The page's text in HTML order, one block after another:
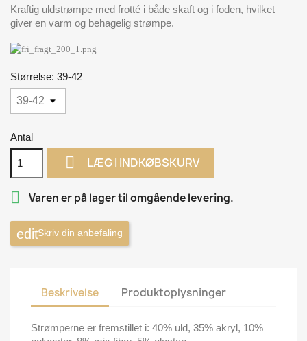
Kraftig uldstrømpe med frotté i både skaft og i foden, hvilket
giver en varm og behagelig strømpe.
Størrelse: 39-42
Antal
 LÆG I INDKØBSKURV
 Varen er på lager til omgående levering.
Skriv din anbefaling
Beskrivelse Produktoplysninger
Strømperne er fremstillet i: 40% uld, 35% akryl, 10%